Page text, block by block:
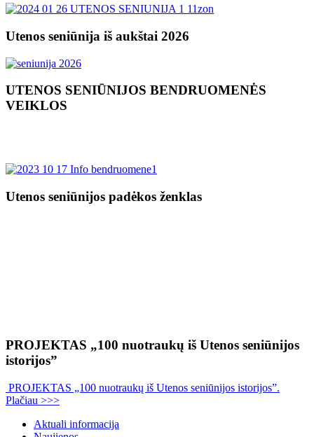
Utenos seniūnija iš aukštai 2026
UTENOS SENIŪNIJOS BENDRUOMENĖS
VEIKLOS
Utenos seniūnijos padėkos ženklas
PROJEKTAS „100 nuotraukų iš Utenos seniūnijos
istorijos”
PROJEKTAS „100 nuotraukų iš Utenos seniūnijos istorijos”.
Plačiau >>>
Aktuali informacija